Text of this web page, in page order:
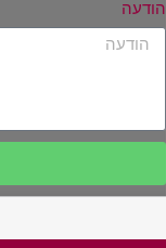
הודעה